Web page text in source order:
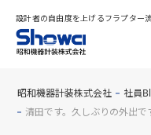
設計者の自由度を上げるフラプター
昭和機器計装株式会社 社員
清田です。久しぶりの外出で